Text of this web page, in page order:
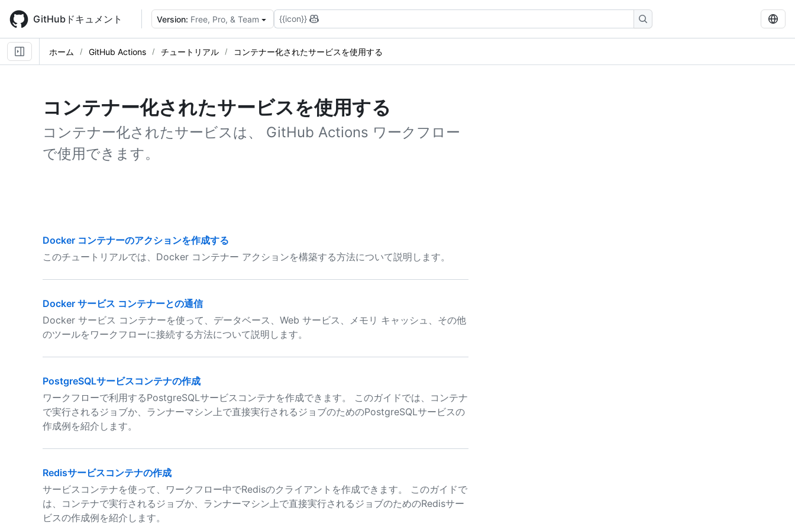
main
content
GitHubドキュメント Version: Free, Pro, & Team {{icon}}
ホーム GitHub Actions チュートリアル コンテナー化されたサービスを使用する
コンテナー化されたサービスを使用する
コンテナー化されたサービスは、 GitHub Actions ワークフロー
で使用できます。
Docker コンテナーのアクションを作成する
このチュートリアルでは、Docker コンテナー アクションを構築する方法について説明します。
Docker サービス コンテナーとの通信
Docker サービス コンテナーを使って、データベース、Web サービス、メモリ キャッシュ、その他
のツールをワークフローに接続する方法について説明します。
PostgreSQLサービスコンテナの作成
ワークフローで利用するPostgreSQLサービスコンテナを作成できます。 このガイドでは、コンテナ
で実行されるジョブか、ランナーマシン上で直接実行されるジョブのためのPostgreSQLサービスの
作成例を紹介します。
Redisサービスコンテナの作成
サービスコンテナを使って、ワークフロー中でRedisのクライアントを作成できます。 このガイドで
は、コンテナで実行されるジョブか、ランナーマシン上で直接実行されるジョブのためのRedisサー
ビスの作成例を紹介します。